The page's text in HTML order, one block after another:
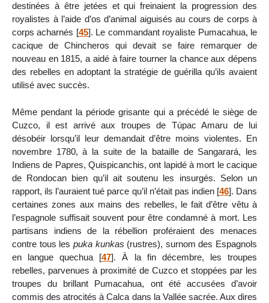
destinées à être jetées et qui freinaient la progression des
royalistes à l’aide d’os d’animal aiguisés au cours de corps à
corps acharnés [45]. Le commandant royaliste Pumacahua, le
cacique de Chincheros qui devait se faire remarquer de
nouveau en 1815, a aidé à faire tourner la chance aux dépens
des rebelles en adoptant la stratégie de guérilla qu’ils avaient
utilisé avec succès.
Même pendant la période grisante qui a précédé le siège de
Cuzco, il est arrivé aux troupes de Túpac Amaru de lui
désobéir lorsqu’il leur demandait d’être moins violentes. En
novembre 1780, à la suite de la bataille de Sangarará, les
Indiens de Papres, Quispicanchis, ont lapidé à mort le cacique
de Rondocan bien qu’il ait soutenu les insurgés. Selon un
rapport, ils l’auraient tué parce qu’il n’était pas indien[46]. Dans
certaines zones aux mains des rebelles, le fait d’être vêtu à
l’espagnole suffisait souvent pour être condamné à mort. Les
partisans indiens de la rébellion proféraient des menaces
contre tous les puka kunkas (rustres), surnom des Espagnols
en langue quechua [47]. À la fin décembre, les troupes
rebelles, parvenues à proximité de Cuzco et stoppées par les
troupes du brillant Pumacahua, ont été accusées d’avoir
commis des atrocités à Calca dans la Vallée sacrée. Aux dires